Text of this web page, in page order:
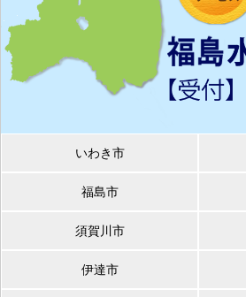
いわき市
福島市
須賀川市
伊達市